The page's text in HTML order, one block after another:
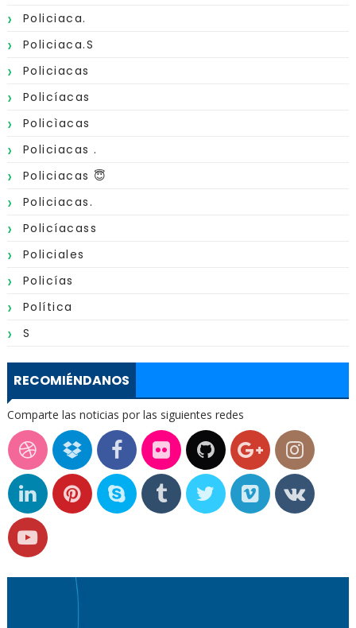
Policiaca.
Policiaca.s
Policiacas
Policíacas
Policìacas
Policiacas .
Policiacas 😇
Policiacas.
Policíacass
Policiales
Policías
Política
S
RECOMIÉNDANOS
Comparte las noticias por las siguientes redes